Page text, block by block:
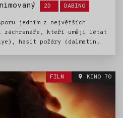
Štítky:
2D DABING
jedním z největších
záchranáře, kteří umějí létat
hasit požáry (dalmatin
světě. Stejnojmenný
ve sledovanosti, stejně
se dařilo jejich dvěma
A teď je tu další film a spolu
patroly na tajuplný ostrov
FILM KINO 70